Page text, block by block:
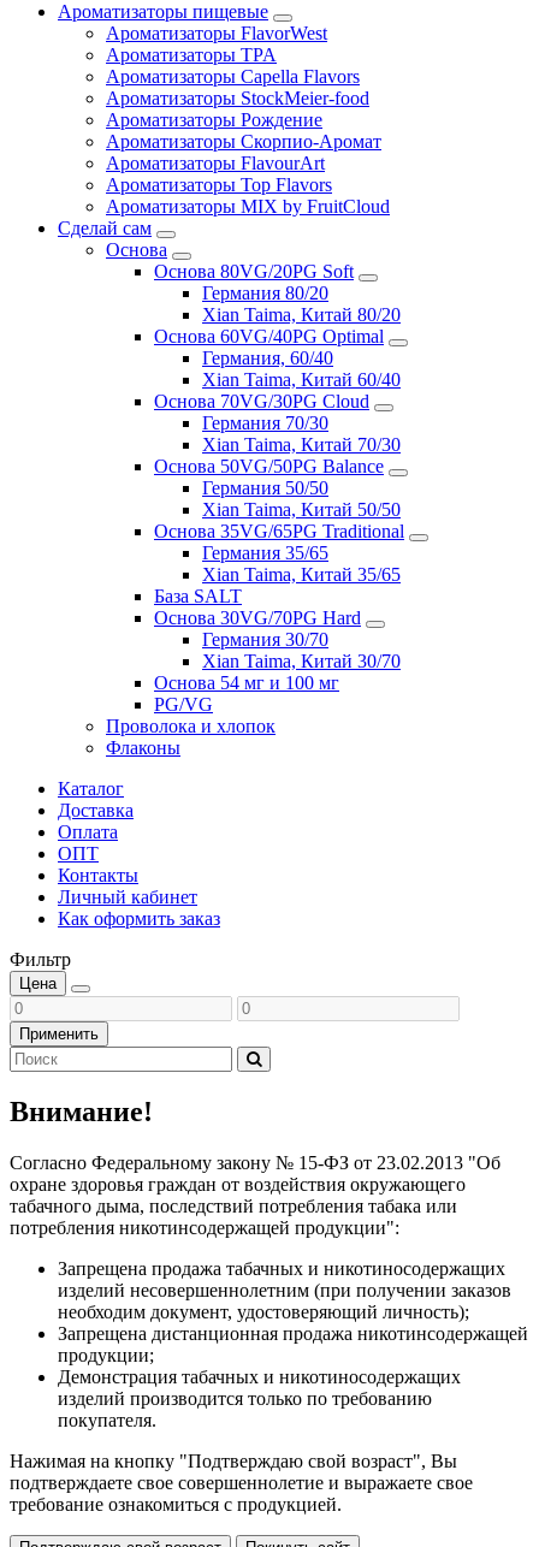
Ароматизаторы пищевые
Ароматизаторы FlavorWest
Ароматизаторы TPA
Ароматизаторы Capella Flavors
Ароматизаторы StockMeier-food
Ароматизаторы Рождение
Ароматизаторы Скорпио-Аромат
Ароматизаторы FlavourArt
Ароматизаторы Top Flavors
Ароматизаторы MIX by FruitCloud
Сделай сам
Основа
Основа 80VG/20PG Soft
Германия 80/20
Xian Taima, Китай 80/20
Основа 60VG/40PG Optimal
Германия, 60/40
Xian Taima, Китай 60/40
Основа 70VG/30PG Cloud
Германия 70/30
Xian Taima, Китай 70/30
Основа 50VG/50PG Balance
Германия 50/50
Xian Taima, Китай 50/50
Основа 35VG/65PG Traditional
Германия 35/65
Xian Taima, Китай 35/65
База SALT
Основа 30VG/70PG Hard
Германия 30/70
Xian Taima, Китай 30/70
Основа 54 мг и 100 мг
PG/VG
Проволока и хлопок
Флаконы
Каталог
Доставка
Оплата
ОПТ
Контакты
Личный кабинет
Как оформить заказ
Фильтр
Цена
Применить
Внимание!
Согласно Федеральному закону № 15-ФЗ от 23.02.2013 "Об
охране здоровья граждан от воздействия окружающего
табачного дыма, последствий потребления табака или
потребления никотинсодержащей продукции":
Запрещена продажа табачных и никотиносодержащих
изделий несовершеннолетним (при получении заказов
необходим документ, удостоверяющий личность);
Запрещена дистанционная продажа никотинсодержащей
продукции;
Демонстрация табачных и никотиносодержащих
изделий производится только по требованию
покупателя.
Нажимая на кнопку "Подтверждаю свой возраст", Вы
подтверждаете свое совершеннолетие и выражаете свое
требование ознакомиться с продукцией.